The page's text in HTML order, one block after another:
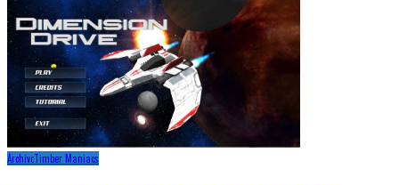
ArchivoTimber Maniacs